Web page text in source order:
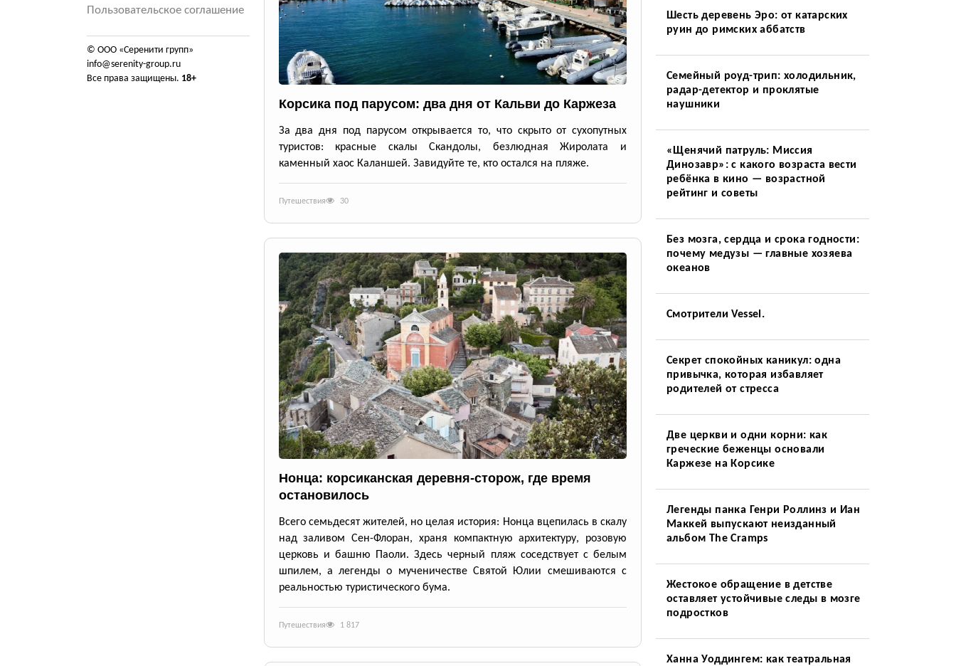
Пользовательское соглашение
© ООО «Серенити групп»
info@serenity-group.ru
Все права защищены. 18+
Корсика под парусом: два дня от Кальви до Каржеза
За два дня под парусом открывается то, что скрыто от сухопутных
туристов: красные скалы Скандолы, безлюдная Жиролата и
каменный хаос Каланшей. Завидуйте те, кто остался на пляже.
Путешествия 30
Нонца: корсиканская деревня-сторож, где время
остановилось
Всего семьдесят жителей, но целая история: Нонца вцепилась в скалу
над заливом Сен-Флоран, храня компактную архитектуру, розовую
церковь и башню Паоли. Здесь черный пляж соседствует с белым
шпилем, а легенды о мученичестве Святой Юлии смешиваются с
реальностью туристического бума.
Путешествия 1 817
Шесть деревень Эро: от катарских
руин до римских аббатств
Семейный роуд-трип: холодильник,
радар-детектор и проклятые
наушники
«Щенячий патруль: Миссия
Динозавр»: с какого возраста вести
ребёнка в кино — возрастной
рейтинг и советы
Без мозга, сердца и срока годности:
почему медузы — главные хозяева
океанов
Смотрители Vessel.
Секрет спокойных каникул: одна
привычка, которая избавляет
родителей от стресса
Две церкви и одни корни: как
греческие беженцы основали
Каржезе на Корсике
Легенды панка Генри Роллинз и Иан
Маккей выпускают неизданный
альбом The Cramps
Жестокое обращение в детстве
оставляет устойчивые следы в мозге
подростков
Ханна Уоддингем: как театральная